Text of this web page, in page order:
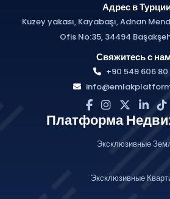
Адрес в
Kuzey yakası, Kayabaşı, Adnan
Ofis No:35, 34494
Свяжитесь с
+90 549 606 80
Платформа
Эксклюзивные
Эксклюзивные